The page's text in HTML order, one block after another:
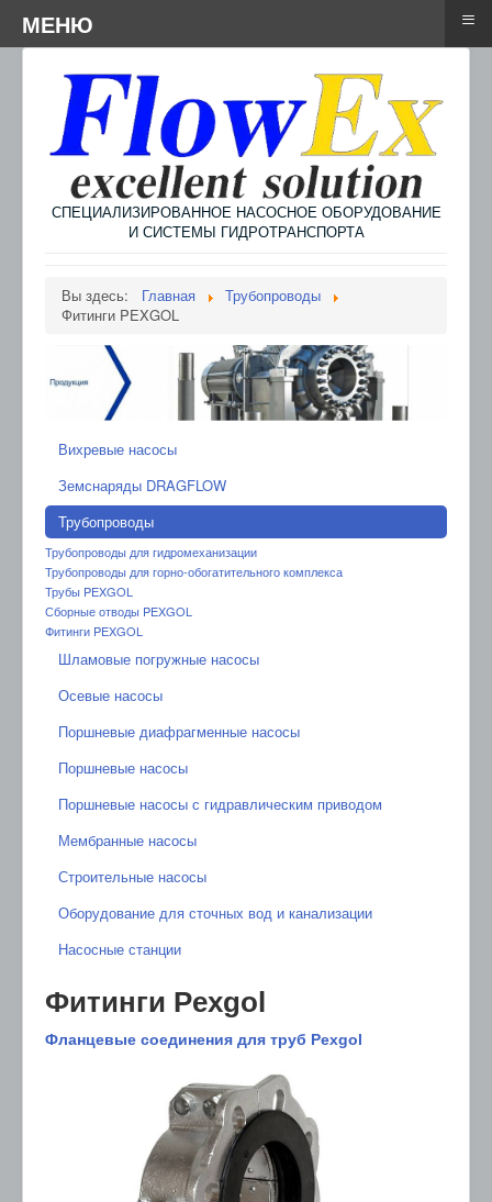
СПЕЦИАЛИЗИРОВАННОЕ НАСОСНОЕ ОБОРУДОВАНИЕ
И СИСТЕМЫ ГИДРОТРАНСПОРТА
Вы здесь: Главная
Трубопроводы
Фитинги PEXGOL
Вихревые насосы
Земснаряды DRAGFLOW
Трубопроводы
Трубопроводы для гидромеханизации
Трубопроводы для горно-обогатительного комплекса
Трубы PEXGOL
Сборные отводы PEXGOL
Фитинги PEXGOL
Шламовые погружные насосы
Осевые насосы
Поршневые диафрагменные насосы
Поршневые насосы
Поршневые насосы с гидравлическим приводом
Мембранные насосы
Строительные насосы
Оборудование для сточных вод и канализации
Насосные станции
Фитинги Pexgol
Фланцевые соединения для труб Pexgol
Menu ≡
МЕНЮ ≡